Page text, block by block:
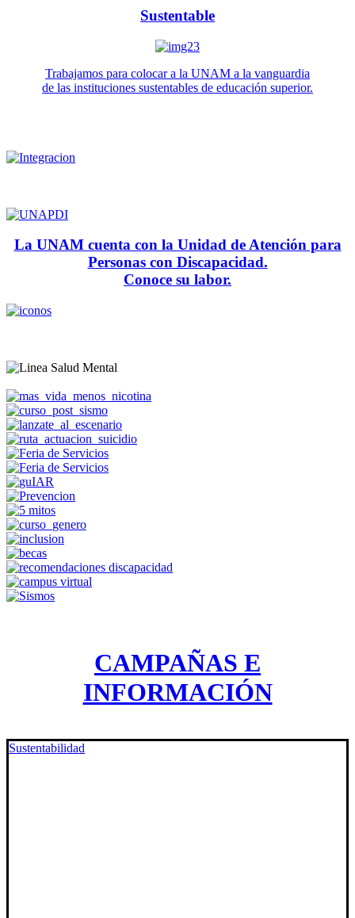
Sustentable
Trabajamos para colocar a la UNAM a la vanguardia
de las instituciones sustentables de educación superior.
La UNAM cuenta con la Unidad de Atención para
Personas con Discapacidad.
Conoce su labor.
CAMPAÑAS E
INFORMACIÓN
Sustentabilidad